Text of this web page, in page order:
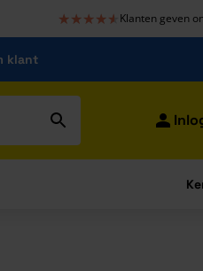
★★★★★
★★★★★ Klanten geven
klant
for Bouwshop